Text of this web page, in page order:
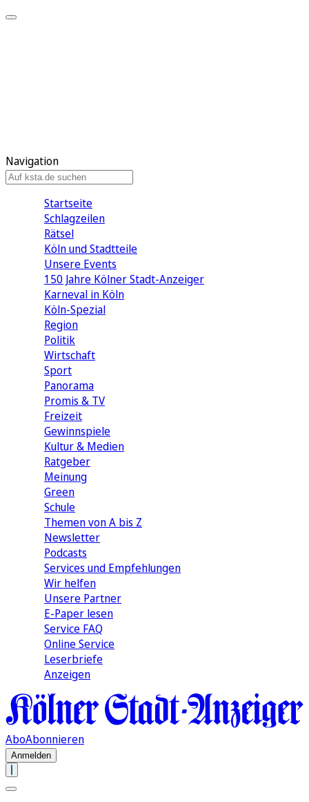
Navigation
Startseite
Schlagzeilen
Rätsel
Köln und Stadtteile
Unsere Events
150 Jahre Kölner Stadt-Anzeiger
Karneval in Köln
Köln-Spezial
Region
Politik
Wirtschaft
Sport
Panorama
Promis & TV
Freizeit
Gewinnspiele
Kultur & Medien
Ratgeber
Meinung
Green
Schule
Themen von A bis Z
Newsletter
Podcasts
Services und Empfehlungen
Wir helfen
Unsere Partner
E-Paper lesen
Service FAQ
Online Service
Leserbriefe
Anzeigen
AboAbonnieren
Anmelden